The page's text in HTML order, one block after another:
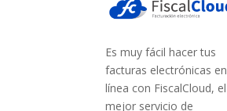
Es muy fácil hacer tus
facturas electrónicas en
línea con FiscalCloud, el
mejor servicio de